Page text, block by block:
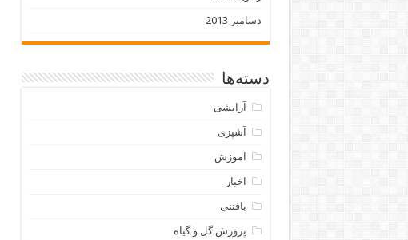
دسامبر 2013
دسته‌ها
آرایشی
آشپزی
آموزش
اخبار
بافتنی
پرورش گل و گیاه